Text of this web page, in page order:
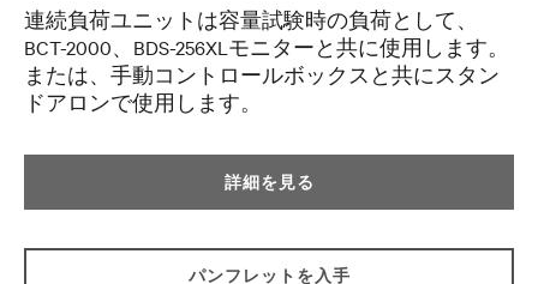
連続負荷ユニットは容量試験時の負荷として、
BCT-2000、BDS-256XLモニターと共に使用します。
または、手動コントロールボックスと共にスタン
ドアロンで使用します。
詳細を見る
パンフレットを入手